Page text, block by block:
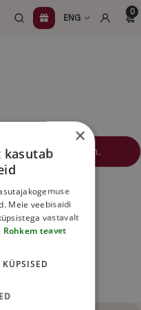
ENG
0
your selection.
×
kasutab
Meie veebisaidi
vastavalt
Rohkem teavet